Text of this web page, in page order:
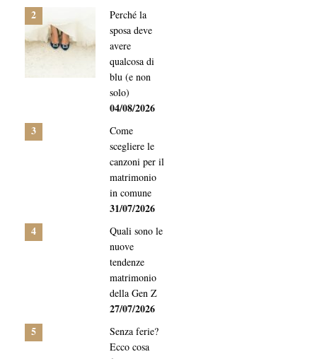
Perché la
sposa deve
avere
qualcosa di
blu (e non
solo)
04/08/2026
2
Come
scegliere le
canzoni per il
matrimonio
in comune
31/07/2026
3
Quali sono le
nuove
tendenze
matrimonio
della Gen Z
27/07/2026
4
Senza ferie?
Ecco cosa
5